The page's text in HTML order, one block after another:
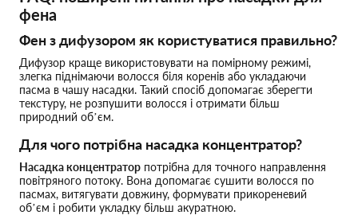
фена
Фен з дифузором як користуватися правильно?
Дифузор краще використовувати на помірному режимі,
злегка піднімаючи волосся біля коренів або укладаючи
пасма в чашу насадки. Такий спосіб допомагає зберегти
текстуру, не розпушити волосся і отримати більш
природний об’єм.
Для чого потрібна насадка концентратор?
Насадка концентратор потрібна для точного направлення
повітряного потоку. Вона допомагає сушити волосся по
пасмах, витягувати довжину, формувати прикореневий
об’єм і робити укладку більш акуратною.